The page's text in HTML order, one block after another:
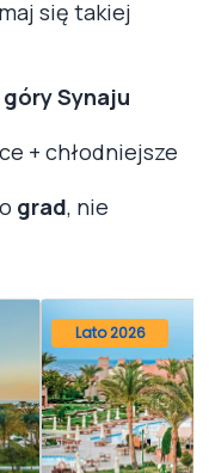
się takiej
góry Synaju
+ chłodniejsze
grad, nie
Lato 2026